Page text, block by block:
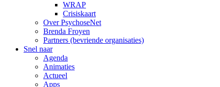
WRAP
Crisiskaart
Over PsychoseNet
Brenda Froyen
Partners (bevriende organisaties)
Snel naar
Agenda
Animaties
Actueel
Apps